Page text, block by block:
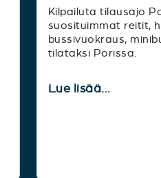
Kilpailuta tilausajo
suosituimmat reitit,
bussivuokraus,
tilataksi Porissa.
Lue lisää...